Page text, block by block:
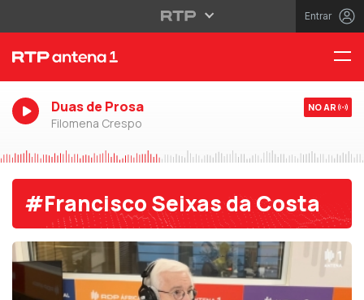
Entrar
Duas de Prosa
Filomena Crespo
NO AR
#Francisco Seixas da Costa